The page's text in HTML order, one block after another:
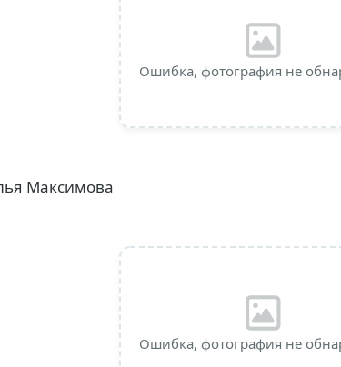
Ошибка, фотография не
Максимова
Ошибка, фотография не